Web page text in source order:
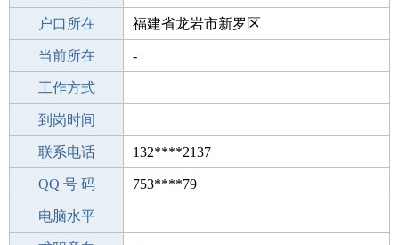
毕业学校 本科
户口所在 福建省龙岩市新罗区
所学专业 -
当前所在 -
工作经验
工作方式
驾 照
到岗时间
期望月薪
联系电话 132****2137
手机号码 132****2137
QQ 号 码 753****79
微信号码
电脑水平